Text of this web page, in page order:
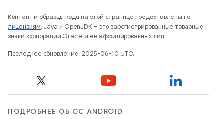
Контент и образцы кода на этой странице предоставлены по
лицензиям. Java и OpenJDK – это зарегистрированные товарные
знаки корпорации Oracle и ее аффилированных лиц.
Последнее обновление: 2025-06-10 UTC.
ПОДРОБНЕЕ ОБ ОС ANDROID